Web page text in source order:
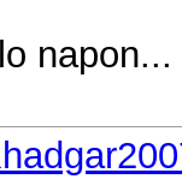
napon...